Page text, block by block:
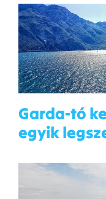
Garda-tó
egyik